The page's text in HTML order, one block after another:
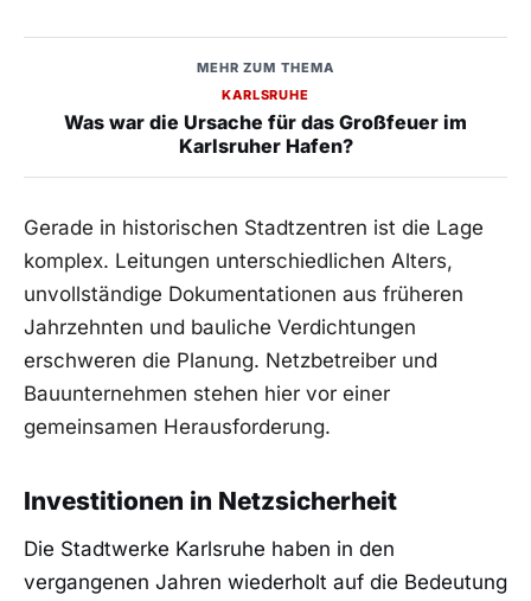
MEHR ZUM THEMA
KARLSRUHE
Was war die Ursache für das Großfeuer im
Karlsruher Hafen?
Gerade in historischen Stadtzentren ist die Lage
komplex. Leitungen unterschiedlichen Alters,
unvollständige Dokumentationen aus früheren
Jahrzehnten und bauliche Verdichtungen
erschweren die Planung. Netzbetreiber und
Bauunternehmen stehen hier vor einer
gemeinsamen Herausforderung.
Investitionen in Netzsicherheit
Die Stadtwerke Karlsruhe haben in den
vergangenen Jahren wiederholt auf die Bedeutung